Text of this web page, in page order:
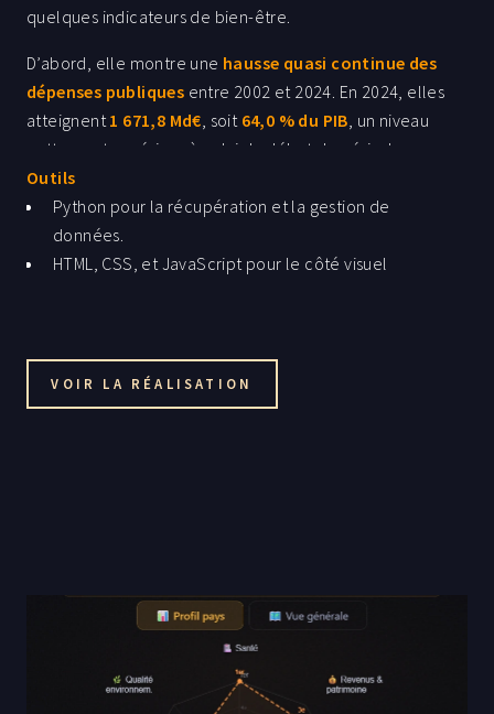
quelques indicateurs de bien-être.
D’abord, elle montre une hausse quasi continue des
dépenses publiques entre 2002 et 2024. En 2024, elles
atteignent 1 671,8 Md€ , soit 64,0 % du PIB , un niveau
nettement supérieur à celui du début de période.
Ensuite, la dataviz met en évidence la
des dépenses
protection sociale domine très
15,6 %) et les
services généraux
. Cela souligne que la spécificité
redistributive et sociale.
La comparaison avec lamoyenne de la zone euro
Enfin, le bloc “bien-être” nuance le diagnostic : malgré
les chocs récents, plusieurs indicateurs restent
. En somme, cette dataviz oppose une
question implicite :
un haut niveau de dépense
Outils
Python pour la récupération et la gestion de
données.
HTML, CSS, et JavaScript pour le côté visuel
VOIR LA RÉALISATION